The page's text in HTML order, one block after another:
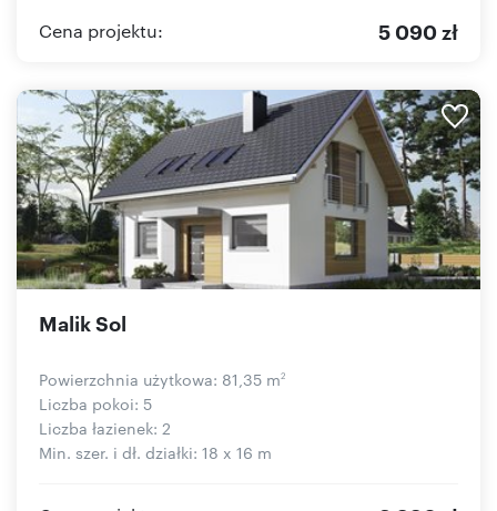
Cena projektu: 5 090 zł
Malik Sol
Powierzchnia użytkowa: 81,35 m2
Liczba pokoi: 5
Liczba łazienek: 2
Min. szer. i dł. działki: 18 x 16 m